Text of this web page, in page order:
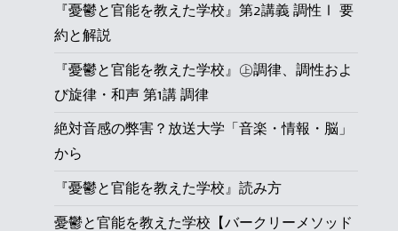
『憂鬱と官能を教えた学校』第2講義 調性Ⅰ 要
約と解説
『憂鬱と官能を教えた学校』㊤調律、調性およ
び旋律・和声 第1講 調律
絶対音感の弊害？放送大学「音楽・情報・脳」
から
『憂鬱と官能を教えた学校』読み方
憂鬱と官能を教えた学校【バークリーメソッド